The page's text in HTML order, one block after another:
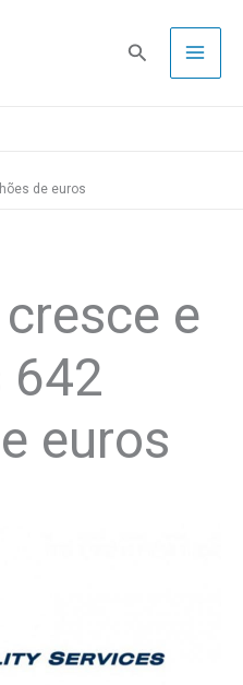
Pesquisa
de euros
e
642
euros